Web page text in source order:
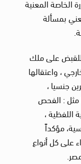
الخاصة المعنية
بمسألة
للقبض على ملك
، واعتقالها
جنسيا ،
مثل : الفحص
اللفظية ،
مؤكداً
القضاء على كل أنواع